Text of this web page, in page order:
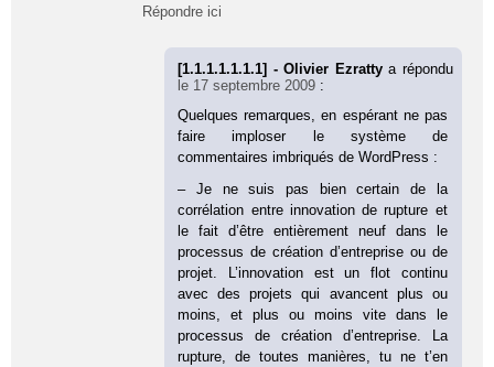
Répondre ici
[1.1.1.1.1.1.1] - Olivier Ezrattya répondu
le 17 septembre 2009 :
Quelques remarques, en espérant ne pas
faire imploser le système de
commentaires imbriqués de WordPress :
– Je ne suis pas bien certain de la
corrélation entre innovation de rupture et
le fait d’être entièrement neuf dans le
processus de création d’entreprise ou de
projet. L’innovation est un flot continu
avec des projets qui avancent plus ou
moins, et plus ou moins vite dans le
processus de création d’entreprise. La
rupture, de toutes manières, tu ne t’en